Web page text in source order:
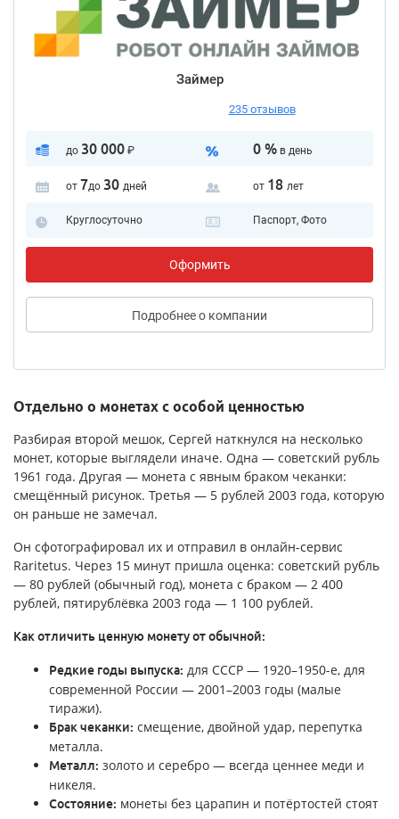
Займер
235 отзывов
до 30 000₽ 0 %в день
от 7до 30 дней от 18 лет
Круглосуточно Паспорт, Фото
Оформить
Подробнеео компании
Отдельно о монетах с особой ценностью
Разбирая второй мешок, Сергей наткнулся на несколько
монет, которые выглядели иначе. Одна — советский рубль
1961 года. Другая — монета с явным браком чеканки:
смещённый рисунок. Третья — 5 рублей 2003 года, которую
он раньше не замечал.
Он сфотографировал их и отправил в онлайн-сервис
Raritetus. Через 15 минут пришла оценка: советский рубль
— 80 рублей (обычный год), монета с браком — 2 400
рублей, пятирублёвка 2003 года — 1 100 рублей.
Как отличить ценную монету от обычной:
Редкие годы выпуска: для СССР — 1920–1950-е, для
современной России — 2001–2003 годы (малые
тиражи).
Брак чеканки: смещение, двойной удар, перепутка
металла.
Металл: золото и серебро — всегда ценнее меди и
никеля.
Состояние: монеты без царапин и потёртостей стоят